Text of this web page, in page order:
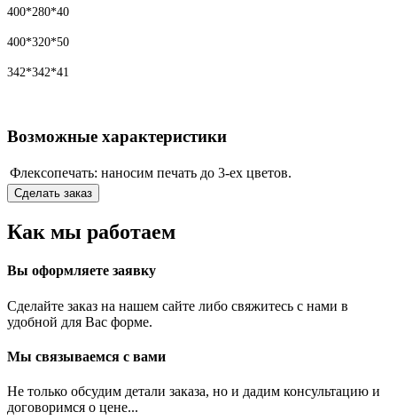
400*280*40
400*320*50
342*342*41
Возможные характеристики
Флексопечать: наносим печать до 3-ех цветов.
Сделать заказ
Как мы работаем
Вы оформляете заявку
Сделайте заказ на нашем сайте либо свяжитесь с нами в
удобной для Вас форме.
Мы связываемся с вами
Не только обсудим детали заказа, но и дадим консультацию и
договоримся о цене...